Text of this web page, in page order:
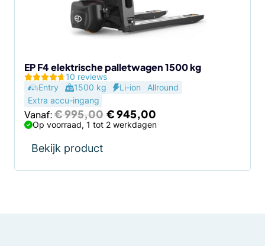
EP F4 elektrische palletwagen 1500 kg
10 reviews
Entry
1500 kg Li-ion
Allround
Extra accu-ingang
Vanaf:€995,00 Oorspronkelijke
prijs
€945,00
prijs
Op voorraad, 1 tot 2 werkdagen
Bekijk product
de
productpagina